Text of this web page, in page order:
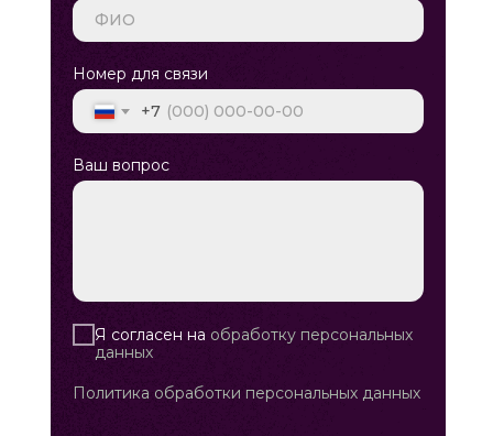
Номер для связи
+7
Ваш вопрос
Я согласен на обработку персональных
данных
Политика обработки персональных данных